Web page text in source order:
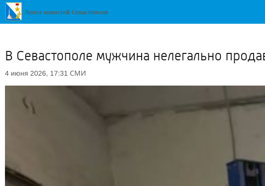
В Севастополе мужчина нелегально
4 июня 2026, 17:31 СМИ